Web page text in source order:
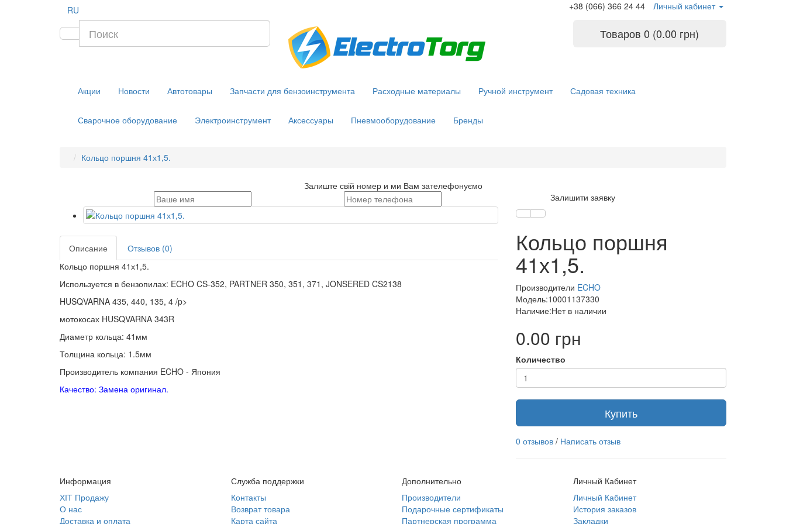
RU +38 (066) 366 24 44 Личный кабинет
Товаров 0 (0.00 грн)
Акции Новости Автотовары Запчасти для бензоинструмента Расходные материалы Ручной инструмент Садовая техника
Сварочное оборудование Электроинструмент Аксессуары Пневмооборудование Бренды
Кольцо поршня 41х1,5.
Залиште свій номер и ми Вам зателефонуємо
Залишити заявку
Описание
Отзывов (0)
Кольцо поршня 41х1,5.
Используется в бензопилах: ECHO CS-352, PARTNER 350, 351, 371, JONSERED CS2138
HUSQVARNA 435, 440, 135, 4 /p>
мотокосах HUSQVARNA 343R
Диаметр кольца: 41мм
Толщина кольца: 1.5мм
Производитель компания ECHO - Япония
Качество: Замена оригинал.
Кольцо поршня
41х1,5.
Производители ECHO
Модель:10001137330
Наличие:Нет в наличии
0.00 грн
Количество
Купить
0 отзывов / Написать отзыв
Информация
ХІТ Продажу
О нас
Доставка и оплата
Служба поддержки
Контакты
Возврат товара
Карта сайта
Дополнительно
Производители
Подарочные сертификаты
Партнерская программа
Личный Кабинет
Личный Кабинет
История заказов
Закладки